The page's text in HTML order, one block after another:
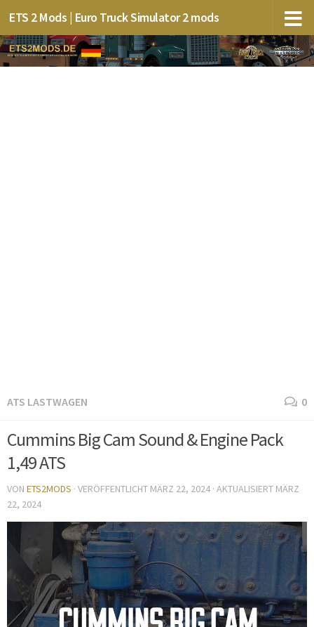
ETS 2 Mods | Euro Truck Simulator 2 mods
ATS LASTWAGEN 0
Cummins Big Cam Sound & Engine Pack
1,49 ATS
VON ETS2MODS · VERÖFFENTLICHT MÄRZ 22, 2024 · AKTUALISIERT MÄRZ
22, 2024